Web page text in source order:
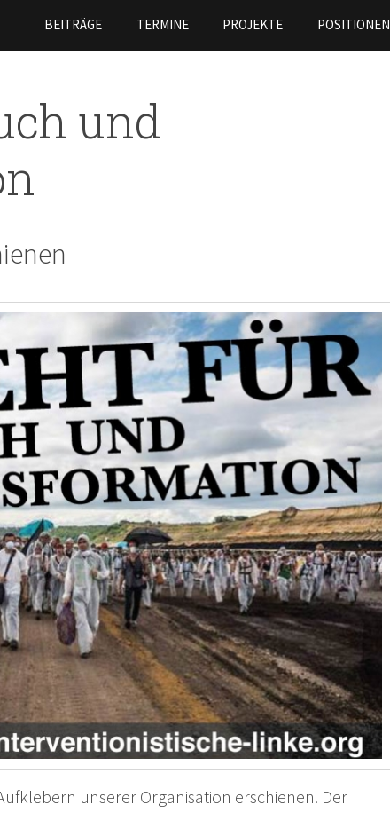
main
content
BEITRÄGE TERMINE PROJEKTE POSITIONEN
und
unserer Organisation erschienen. Der